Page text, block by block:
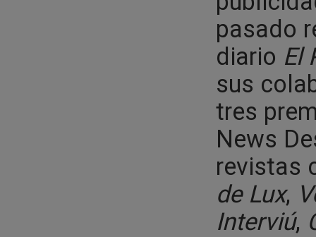
pasado
diario El
sus
tres
News
revistas
de Lux,
Interviú,